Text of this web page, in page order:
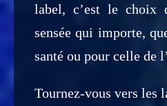
label, c’est le choix
sensée qui importe,
santé ou pour celle de
Tournez-vous vers les